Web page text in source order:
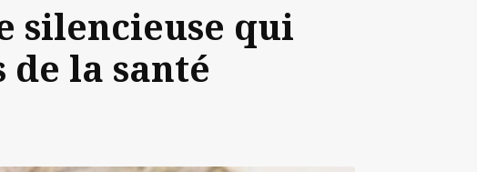
silencieuse qui
la santé